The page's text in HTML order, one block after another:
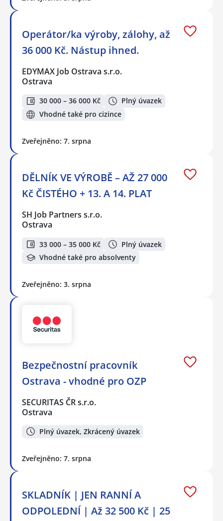
Operátor/ka výroby, zálohy, až
36 000 Kč. Nástup ihned.
EDYMAX Job Ostrava s.r.o.
Ostrava
30 000 – 36 000 Kč
Plný úvazek
Vhodné také pro cizince
Zveřejněno: 7. srpna
DĚLNÍK VE VÝROBĚ – AŽ 27 000
Kč ČISTÉHO + 13. A 14. PLAT
SH Job Partners s.r.o.
Ostrava
33 000 – 35 000 Kč
Plný úvazek
Vhodné také pro absolventy
Zveřejněno: 3. srpna
Bezpečnostní pracovník
Ostrava - vhodné pro OZP
SECURITAS ČR s.r.o.
Ostrava
Plný úvazek, Zkrácený úvazek
Zveřejněno: 7. srpna
SKLADNÍK | JEN RANNÍ A
ODPOLEDNÍ | Až 32 500 Kč | 25